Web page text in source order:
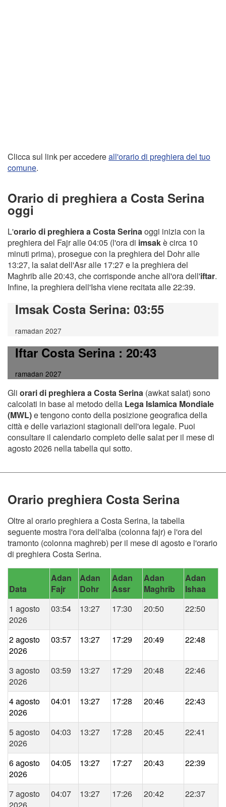
Clicca sul link per accedereall'orario di preghiera del tuo
comune.
Orario di preghiera a Costa Serina
oggi
L'orario di preghiera a Costa Serinaoggi inizia con la
preghiera del Fajr alle 04:05 (l'ora di imsakè circa 10
minuti prima), prosegue con la preghiera del Dohr alle
13:27, la salat dell'Asr alle 17:27 e la preghiera del
Maghrib alle 20:43, che corrisponde anche all'ora dell'iftar.
Infine, la preghiera dell'Isha viene recitata alle 22:39.
Imsak Costa Serina: 03:55
ramadan 2027
Iftar Costa Serina: 20:43
ramadan 2027
Gli orari di preghiera a Costa Serina (awkat salat) sono
calcolati in base al metodo della Lega Islamica Mondiale
(MWL)e tengono conto della posizione geografica della
città e delle variazioni stagionali dell'ora legale. Puoi
consultare il calendario completo delle salat per il mese di
agosto 2026 nella tabella qui sotto.
Orario preghiera Costa Serina
Oltre al orario preghiera a Costa Serina, la tabella
seguente mostra l'ora dell'alba (colonna fajr) e l'ora del
tramonto (colonna maghreb) per il mese di agosto e l'orario
di preghiera Costa Serina.
Data
Adan
Fajr
Adan
Dohr
Adan
Assr
Adan
Maghrib
Adan
Ishaa
1 agosto
2026
03:54 13:27 17:30 20:50 22:50
2 agosto
2026
03:57 13:27 17:29 20:49 22:48
3 agosto
2026
03:59 13:27 17:29 20:48 22:46
4 agosto
2026
04:01 13:27 17:28 20:46 22:43
5 agosto
2026
04:03 13:27 17:28 20:45 22:41
6 agosto
2026
04:05 13:27 17:27 20:43 22:39
7 agosto
04:07 13:27 17:26 20:42 22:37